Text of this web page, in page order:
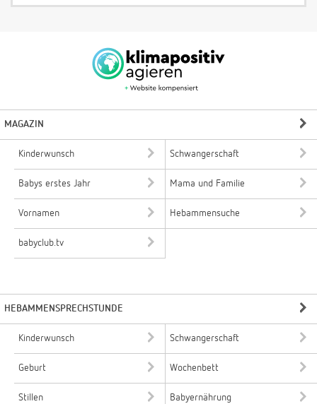
MAGAZIN
Kinderwunsch Schwangerschaft
Babys erstes Jahr Mama und Familie
Vornamen Hebammensuche
babyclub.tv
HEBAMMENSPRECHSTUNDE
Kinderwunsch Schwangerschaft
Geburt Wochenbett
Stillen Babyernährung